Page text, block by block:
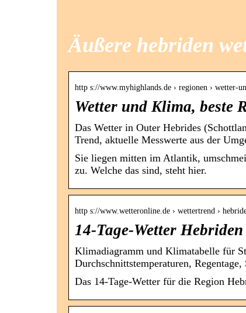
Äußere hebriden
http s://www.myhighlands.de › regionen › wetter-
Wetter und Klima, beste
Das Wetter in Outer Hebrides
Trend, aktuelle Messwerte aus der
Sie liegen mitten im Atlantik,
zu. Welche das sind, steht hier.
http s://www.wetteronline.de › wettertrend ›
14-Tage-Wetter
Klimadiagramm und Klimatabelle für
Durchschnittstemperaturen,
Das 14-Tage-Wetter für die Region